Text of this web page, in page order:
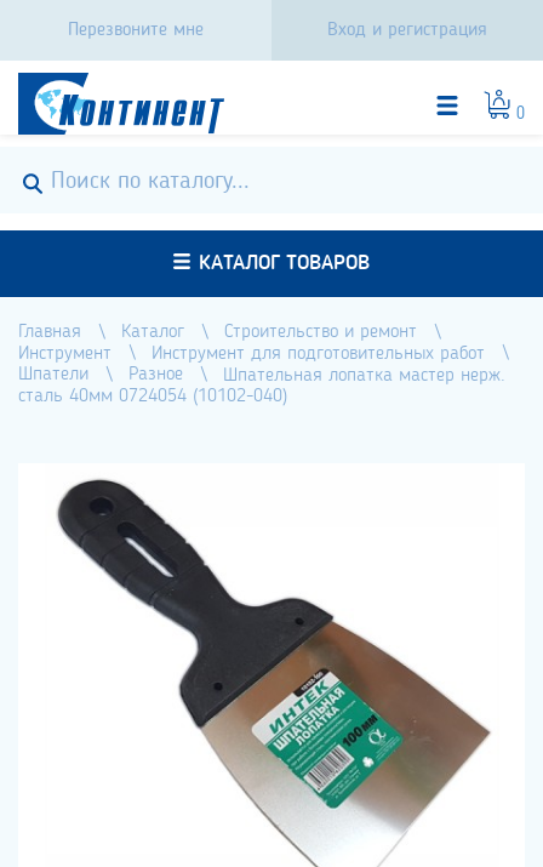
Перезвоните мне Вход и регистрация
0
КАТАЛОГ ТОВАРОВ
Главная Каталог
Строительство и ремонт
Инструмент
Инструмент для подготовительных работ
Шпатели
Разное
Шпательная лопатка мастер нерж.
сталь 40мм 0724054 (10102-040)